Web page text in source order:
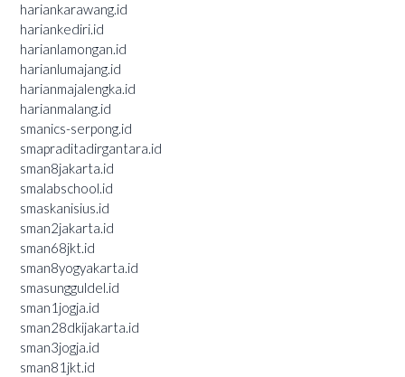
hariankarawang.id
hariankediri.id
harianlamongan.id
harianlumajang.id
harianmajalengka.id
harianmalang.id
smanics-serpong.id
smapraditadirgantara.id
sman8jakarta.id
smalabschool.id
smaskanisius.id
sman2jakarta.id
sman68jkt.id
sman8yogyakarta.id
smasungguldel.id
sman1jogja.id
sman28dkijakarta.id
sman3jogja.id
sman81jkt.id